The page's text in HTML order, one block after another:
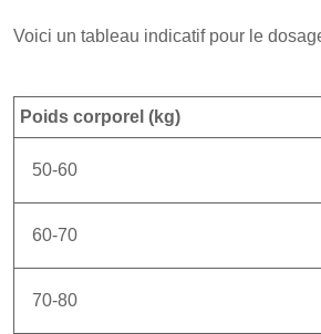
Voici un tableau indicatif pour le
Poids corporel (kg)
50-60
60-70
70-80